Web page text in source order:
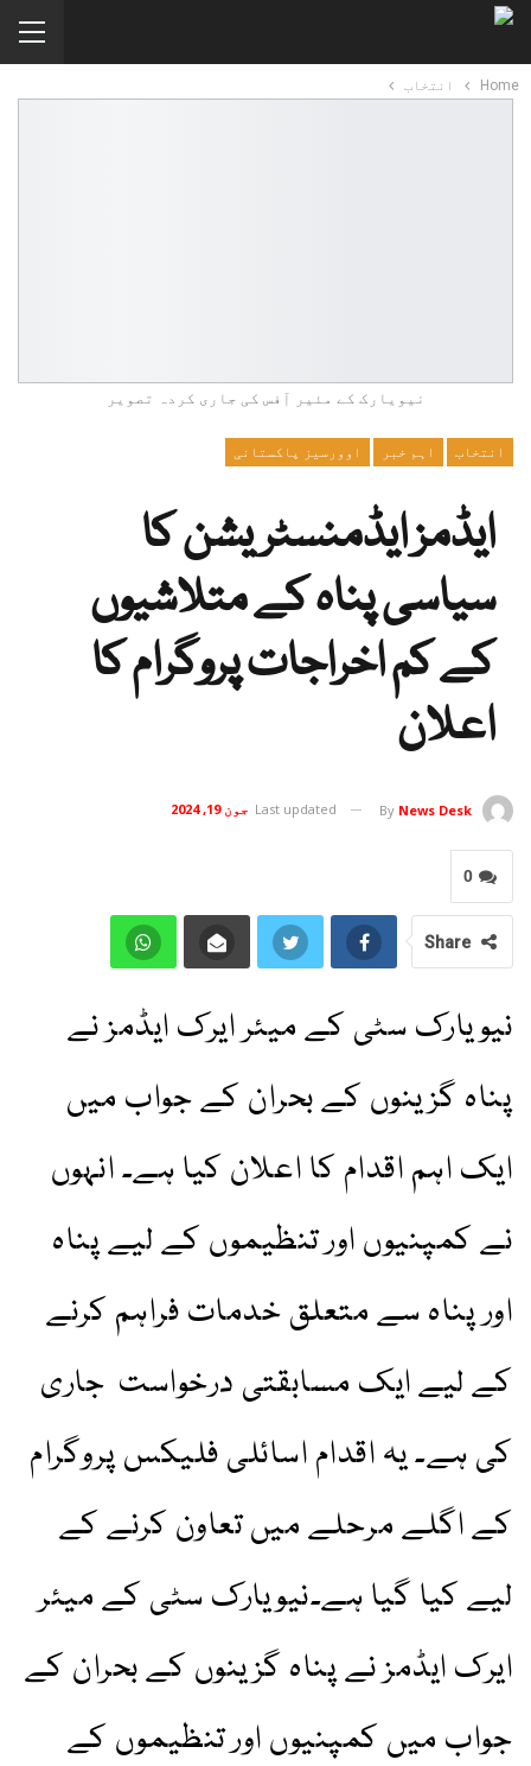
Home انتخاب
نیویارک کے مئیر آٖفس کی جاری کردہ تصویر
انتخاب اہم خبر اوورسیز پاکستانی
ایڈمز ایڈمنسٹریشن کا
سیاسی پناہ کے متلاشیوں
کے کم اخراجات پروگرام کا
اعلان
By News Desk
Last updated جون 19, 2024
0
Share
نیویارک سٹی کے میئر ایرک ایڈمز نے
پناہ گزینوں کے بحران کے جواب میں
ایک اہم اقدام کا اعلان کیا ہے۔ انہوں
نے کمپنیوں اور تنظیموں کے لیے پناہ
اور پناہ سے متعلق خدمات فراہم کرنے
کے لیے ایک مسابقتی درخواست جاری
کی ہے۔ یہ اقدام اسائلی فلیکس پروگرام
کے اگلے مرحلے میں تعاون کرنے کے
لیے کیا گیا ہے۔نیویارک سٹی کے میئر
ایرک ایڈمز نے پناہ گزینوں کے بحران کے
جواب میں کمپنیوں اور تنظیموں کے